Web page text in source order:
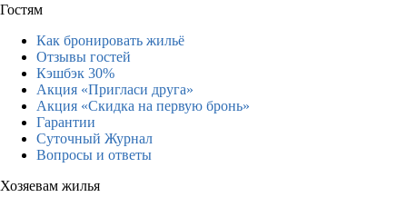
Гостям
Как бронировать жильё
Отзывы гостей
Кэшбэк 30%
Акция «Пригласи друга»
Акция «Скидка на первую бронь»
Гарантии
Суточный Журнал
Вопросы и ответы
Хозяевам жилья